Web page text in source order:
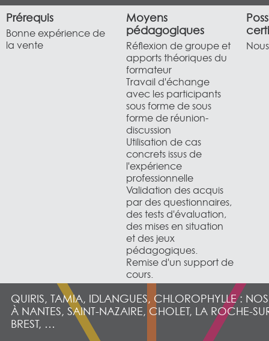
Prérequis
Bonne expérience de
la vente
Moyens
pédagogiques
Réflexion de groupe et
apports théoriques du
formateur
Travail d'échange
avec les participants
sous forme de sous
forme de réunion-
discussion
Utilisation de cas
concrets issus de
l'expérience
professionnelle
Validation des acquis
par des questionnaires,
des tests d'évaluation,
des mises en situation
et des jeux
pédagogiques.
Remise d'un support de
cours.
QUIRIS, TAMIA, IDLANGUES, CHLOROPHYLLE :
À NANTES, SAINT-NAZAIRE, CHOLET, LA ROCHE-
BREST, …